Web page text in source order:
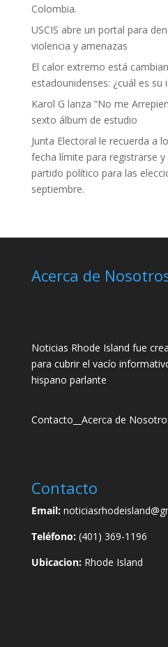
Colombia.
USCIS abre un portal para
violencia y amenazas
El calor extremo está
estadounidenses: ¿cuál es su
Karol G lanza “No me
sexto álbum de estudio
Junta Electoral le recuerda a
fecha límite para registrarse
partido político para las
septiembre.
Acerca de
Noticias Rhode Island fue
para cubrir el vacío
hispano parlante
Contacto Acerca de
Contacto
Email:
Teléfono:(401) 369-1196
Ubicacion:Rhode Island